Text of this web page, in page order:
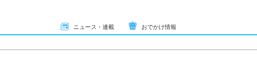
ニュース・連載 おでかけ情報